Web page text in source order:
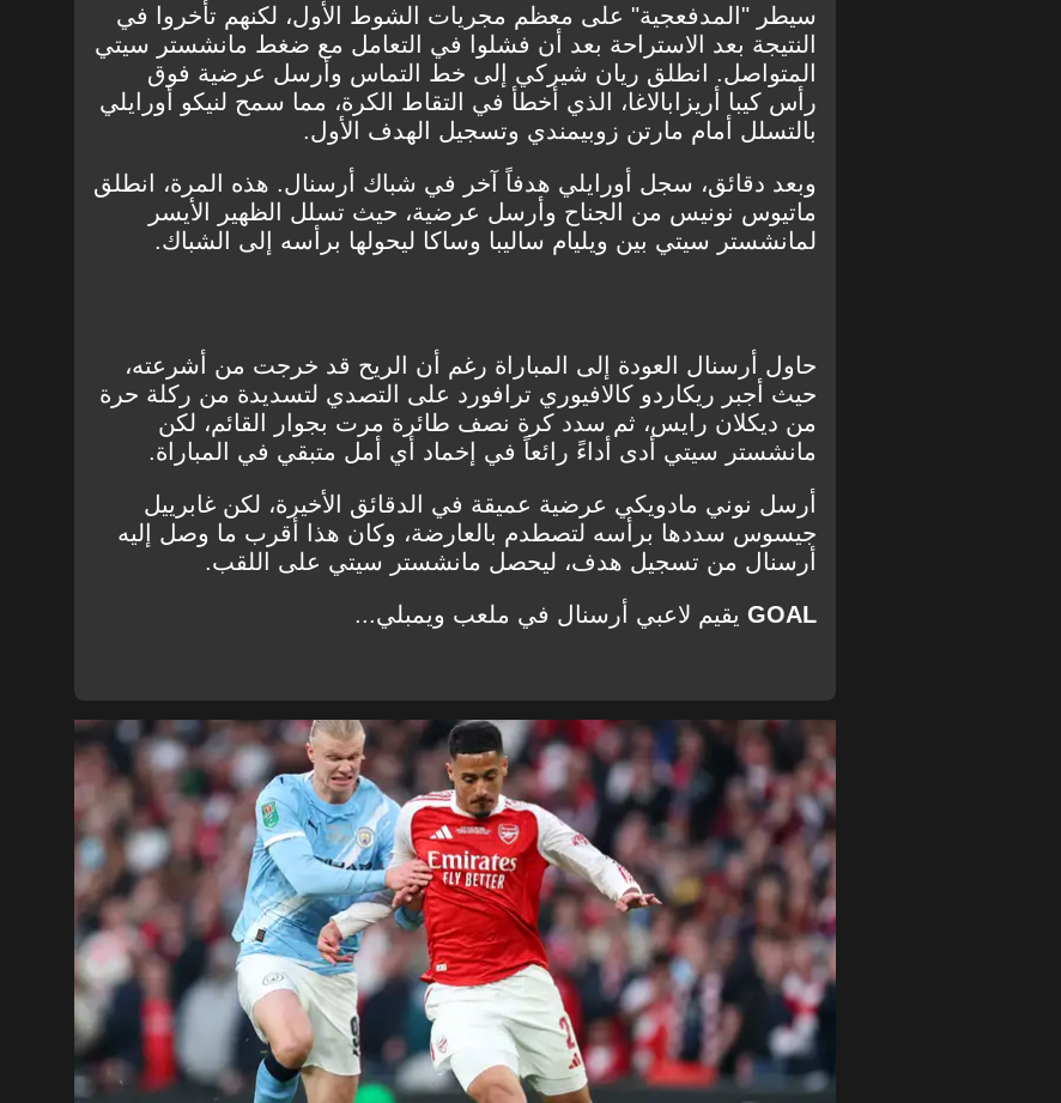
سيطر "المدفعجية" على معظم مجريات الشوط الأول، لكنهم تأخروا في
النتيجة بعد الاستراحة بعد أن فشلوا في التعامل مع ضغط مانشستر سيتي
المتواصل. انطلق ريان شيركي إلى خط التماس وأرسل عرضية فوق
رأس كيبا أريزابالاغا، الذي أخطأ في التقاط الكرة، مما سمح لنيكو أورايلي
بالتسلل أمام مارتن زوبيمندي وتسجيل الهدف الأول.
وبعد دقائق، سجل أورايلي هدفاً آخر في شباك أرسنال. هذه المرة، انطلق
ماتيوس نونيس من الجناح وأرسل عرضية، حيث تسلل الظهير الأيسر
لمانشستر سيتي بين ويليام ساليبا وساكا ليحولها برأسه إلى الشباك.
حاول أرسنال العودة إلى المباراة رغم أن الريح قد خرجت من أشرعته،
حيث أجبر ريكاردو كالافيوري ترافورد على التصدي لتسديدة من ركلة حرة
من ديكلان رايس، ثم سدد كرة نصف طائرة مرت بجوار القائم، لكن
مانشستر سيتي أدى أداءً رائعاً في إخماد أي أمل متبقي في المباراة.
أرسل نوني مادويكي عرضية عميقة في الدقائق الأخيرة، لكن غابرييل
جيسوس سددها برأسه لتصطدم بالعارضة، وكان هذا أقرب ما وصل إليه
أرسنال من تسجيل هدف، ليحصل مانشستر سيتي على اللقب.
GOAL يقيم لاعبي أرسنال في ملعب ويمبلي...